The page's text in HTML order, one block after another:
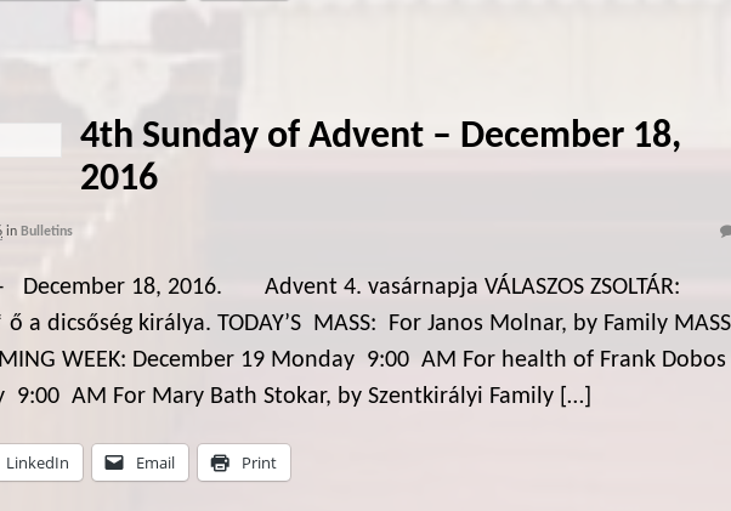
4th Sunday of Advent – December 18,
2016
in Bulletins
18, 2016. Advent 4. vasárnapja VÁLASZOS ZSOLTÁR:
a dicsőség királya. TODAY’S MASS: For Janos Molnar, by Family MASS
WEEK: December 19 Monday 9:00 AM For health of Frank Dobos
9:00 AM For Mary Bath Stokar, by Szentkirályi Family […]
LinkedIn Email Print